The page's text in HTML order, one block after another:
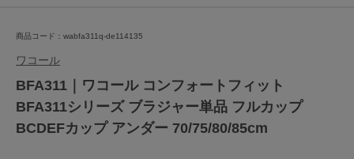
商品コード：wabfa311q-de114135
ワコール
BFA311｜ワコール コンフォートフィット
BFA311シリーズ ブラジャー単品 フルカップ
BCDEFカップ アンダー 70/75/80/85cm